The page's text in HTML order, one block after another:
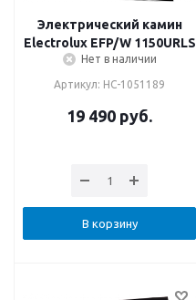
Электрический камин
Electrolux EFP/W 1150URLS
Нет в наличии
Артикул: НС-1051189
19 490 руб.
В корзину